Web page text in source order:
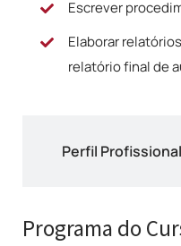
Perfil
Escrever
Elaborar
relatório final de
Programa do